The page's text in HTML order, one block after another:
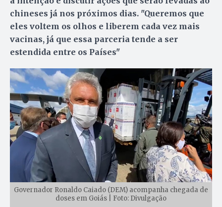
chineses já nos próximos dias. "Queremos que
eles voltem os olhos e liberem cada vez mais
vacinas, já que essa parceria tende a ser
estendida entre os Países"
Governador Ronaldo Caiado (DEM) acompanha chegada de
doses em Goiás | Foto: Divulgação